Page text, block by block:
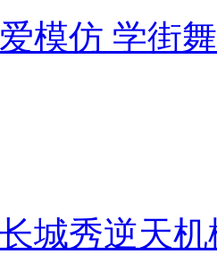
模仿 学街
城秀逆天机